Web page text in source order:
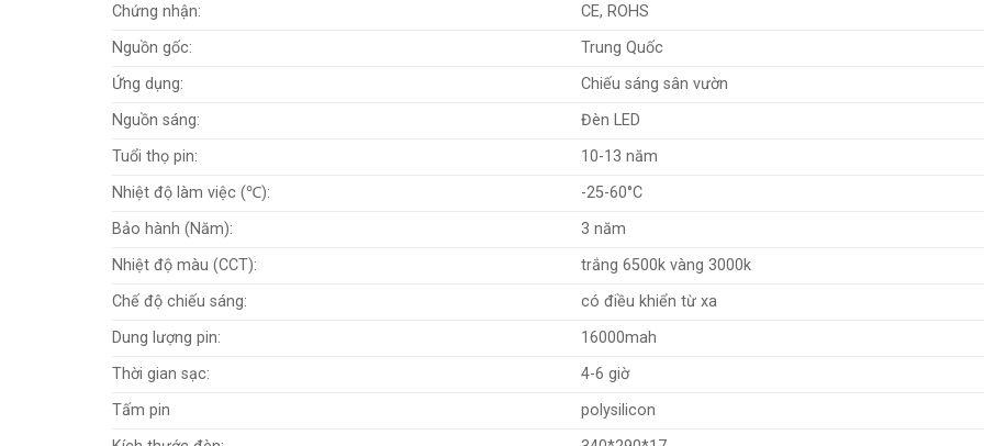
Chứng nhận:
CE, ROHS
Nguồn gốc:
Trung Quốc
Ứng dụng:
Chiếu sáng sân vườn
Nguồn sáng:
Đèn LED
Tuổi thọ pin:
10-13 năm
Nhiệt độ làm việc (℃):
-25-60°C
Bảo hành (Năm):
3 năm
Nhiệt độ màu (CCT):
trắng 6500k vàng 3000k
Chế độ chiếu sáng:
có điều khiển từ xa
Dung lượng pin:
16000mah
Thời gian sạc:
4-6 giờ
Tấm pin
polysilicon